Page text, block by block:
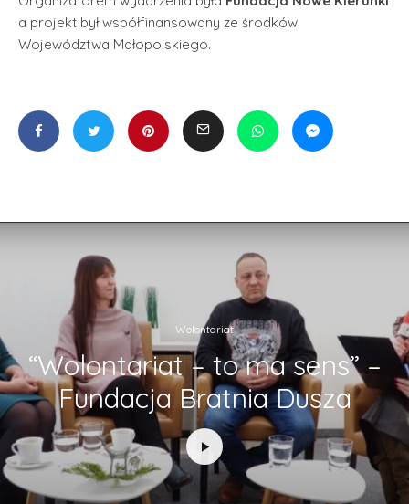
a projekt był współfinansowany ze środków
Województwa Małopolskiego.
Wolontariat
“Wolontariat – to ma sens” –
Fundacja Bratnia Dusza